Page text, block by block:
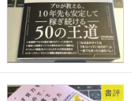
書評